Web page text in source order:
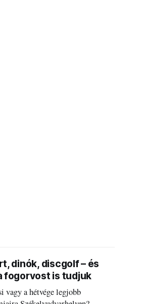
dinók, discgolf – és
fogorvost is tudjuk
vagy a hétvége legjobb